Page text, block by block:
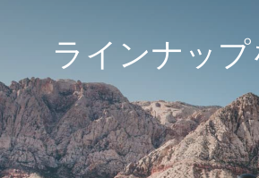
ラインナッ